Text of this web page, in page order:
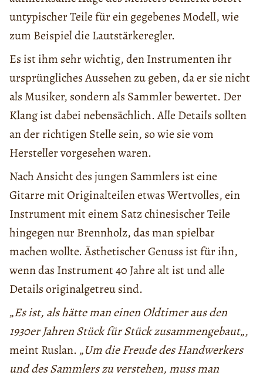
untypischer Teile für ein gegebenes Modell, wie
zum Beispiel die Lautstärkeregler.
Es ist ihm sehr wichtig, den Instrumenten ihr
ursprüngliches Aussehen zu geben, da er sie nicht
als Musiker, sondern als Sammler bewertet. Der
Klang ist dabei nebensächlich. Alle Details sollten
an der richtigen Stelle sein, so wie sie vom
Hersteller vorgesehen waren.
Nach Ansicht des jungen Sammlers ist eine
Gitarre mit Originalteilen etwas Wertvolles, ein
Instrument mit einem Satz chinesischer Teile
hingegen nur Brennholz, das man spielbar
machen wollte. Ästhetischer Genuss ist für ihn,
wenn das Instrument 40 Jahre alt ist und alle
Details originalgetreu sind.
„Es ist, als hätte man einen Oldtimer aus den
1930er Jahren Stück für Stück zusammengebaut„,
meint Ruslan. „Um die Freude des Handwerkers
und des Sammlers zu verstehen, muss man